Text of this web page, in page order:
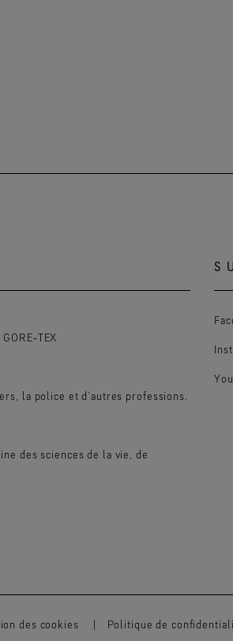
la police et d’autres professions.
des sciences de la vie, de
des cookies Politique de